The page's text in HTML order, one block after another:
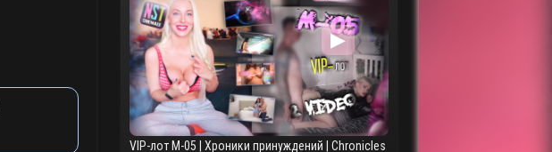
▶
VIP-лот M-05 | Хроники принуждений | Chronicles